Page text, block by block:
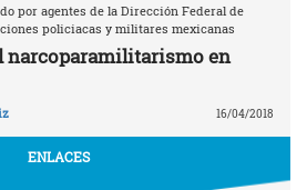
por agentes de la Dirección Federal de
policiacas y militares mexicanas
narcoparamilitarismo en
16/04/2018
ENLACES